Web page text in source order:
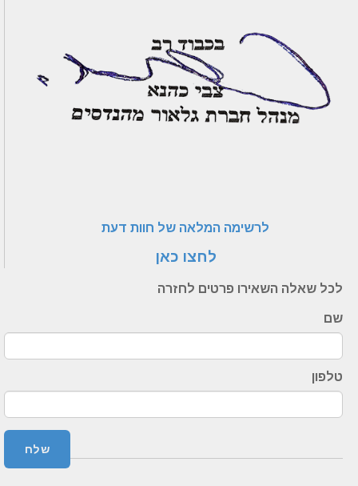
לרשימה המלאה של חוות דעת
לחצו כאן
לכל שאלה השאירו פרטים לחזרה
שם
טלפון